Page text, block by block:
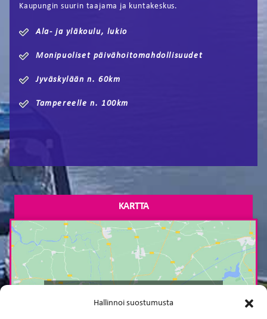
Hallinnoi suostumusta
Kaupungin suurin taajama ja kuntakeskus.
Ala- ja yläkoulu, lukio
Monipuoliset päivähoitomahdollisuudet
Jyväskylään n. 60km
Tampereelle n. 100km
KARTTA
markkinointievästeet ja ottaaksesi tämän